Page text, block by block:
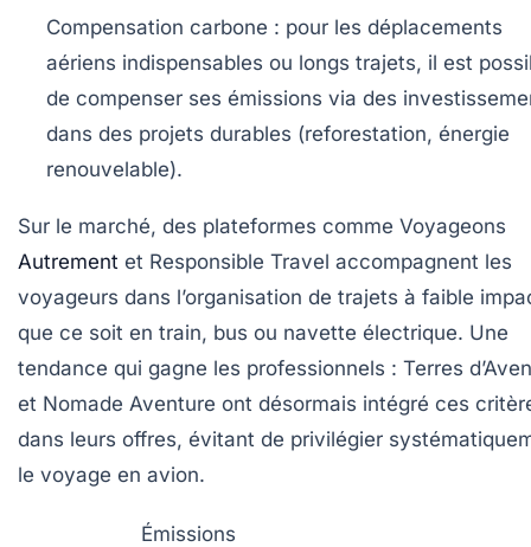
Compensation carbone : pour les déplacements
aériens indispensables ou longs trajets, il est
de compenser ses émissions via des
dans des projets durables (reforestation, énergie
renouvelable).
Sur le marché, des plateformes comme Voyageons
Autrement et Responsible Travel accompagnent les
voyageurs dans l’organisation de trajets à faible
que ce soit en train, bus ou navette électrique. Une
tendance qui gagne les professionnels : Terres
et Nomade Aventure ont désormais intégré ces
dans leurs offres, évitant de privilégier
le voyage en avion.
Émissions